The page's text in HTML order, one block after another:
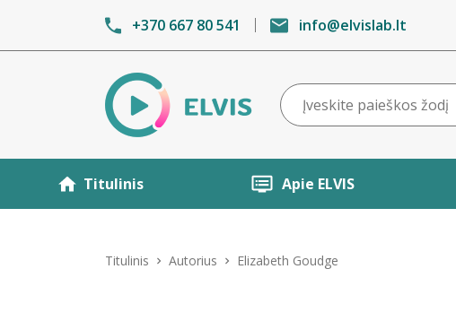
+370 667 80 541 info@elvislab.lt
Titulinis Apie ELVIS
Titulinis Autorius Elizabeth Goudge